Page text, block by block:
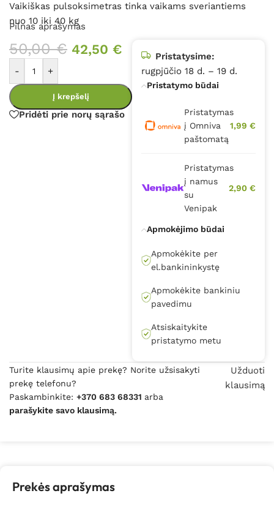
Vaikiškas pulsoksimetras tinka vaikams sveriantiems
nuo 10 iki 40 kg
Pilnas aprašymas
50,00€ 42,50 €
- +
Į krepšelį
Pridėti prie norų sąrašo
Pristatysime:
rugpjūčio 18 d. – 19 d.
Pristatymo būdai
Pristatymas
į Omniva
paštomatą
1,99 €
Pristatymas
į namus
su
Venipak
2,90 €
Apmokėjimo būdai
Apmokėkite per
el.bankininkystę
Apmokėkite bankiniu
pavedimu
Atsiskaitykite
pristatymo metu
Turite klausimų apie prekę? Norite užsisakyti
prekę telefonu?
Paskambinkite: +370 683 68331 arba
parašykite savo klausimą.
Užduoti
klausimą
Prekės aprašymas